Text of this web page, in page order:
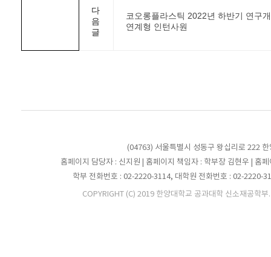
다
음
글
코오롱플라스틱 2022년 하반기 연구
연계형 인턴사원
(04763) 서울특별시 성동구 왕십리로 222
홈페이지 담당자 : 신지원 | 홈페이지 책임자 : 학부장 김현우 | 홈
학부 전화번호 : 02-2220-3114, 대학원 전화번호 : 02-2220-
COPYRIGHT (C) 2019 한양대학교 공과대학 신소재공학